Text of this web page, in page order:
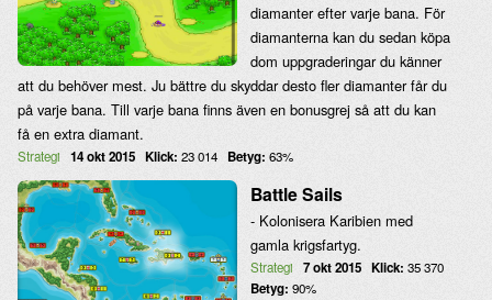
diamanter efter varje bana. För
diamanterna kan du sedan köpa
dom uppgraderingar du känner
att du behöver mest. Ju bättre du skyddar desto fler diamanter får du
på varje bana. Till varje bana finns även en bonusgrej så att du kan
få en extra diamant.
Strategi 14 okt 2015 Klick: 23 014 Betyg: 63%
Battle Sails
- Kolonisera Karibien med
gamla krigsfartyg.
Strategi 7 okt 2015 Klick: 35 370
Betyg: 90%